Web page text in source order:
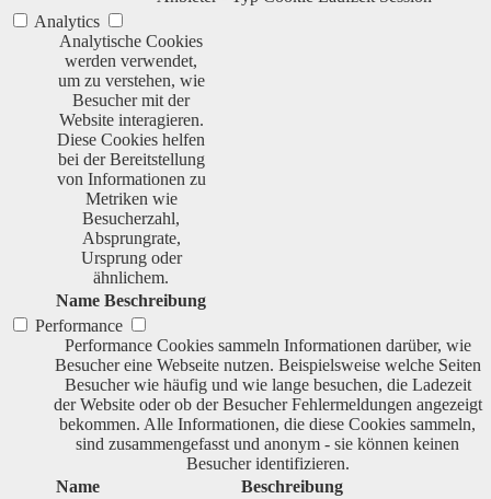
Analytics
Analytische Cookies
werden verwendet,
um zu verstehen, wie
Besucher mit der
Website interagieren.
Diese Cookies helfen
bei der Bereitstellung
von Informationen zu
Metriken wie
Besucherzahl,
Absprungrate,
Ursprung oder
ähnlichem.
Name Beschreibung
Performance
Performance Cookies sammeln Informationen darüber, wie
Besucher eine Webseite nutzen. Beispielsweise welche Seiten
Besucher wie häufig und wie lange besuchen, die Ladezeit
der Website oder ob der Besucher Fehlermeldungen angezeigt
bekommen. Alle Informationen, die diese Cookies sammeln,
sind zusammengefasst und anonym - sie können keinen
Besucher identifizieren.
Name
Beschreibung